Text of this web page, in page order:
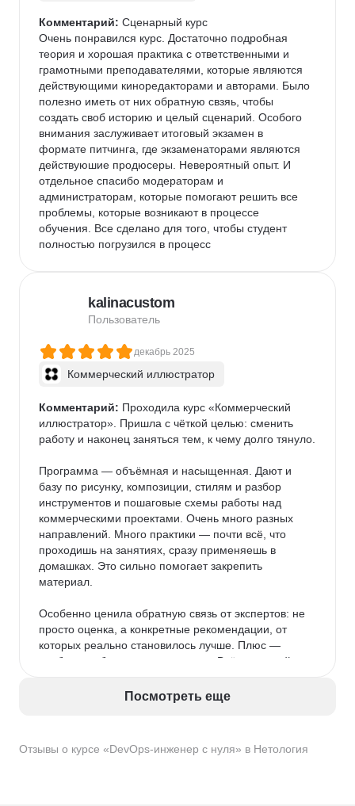
Отзывы о курсе «DevOps-инженер с нуля» в Нетология
Комментарий: Сценарный курс
Очень понравился курс. Достаточно подробная
теория и хорошая практика с ответственными и
грамотными преподавателями, которые являются
действующими киноредакторами и авторами. Было
полезно иметь от них обратную свзяь, чтобы
создать своб историю и целый сценарий. Особого
внимания заслуживает итоговый экзамен в
формате питчинга, где экзаменаторами являются
действуюшие продюсеры. Невероятный опыт. И
отдельное спасибо модераторам и
администраторам, которые помогают решить все
проблемы, которые возникают в процессе
обучения. Все сделано для того, чтобы студент
полностью погрузился в процесс
kalinacustom
Пользователь
декабрь 2025
Коммерческий иллюстратор
Комментарий: Проходила курс «Коммерческий
иллюстратор». Пришла с чёткой целью: сменить
работу и наконец заняться тем, к чему долго тянуло.
Программа — объёмная и насыщенная. Дают и
базу по рисунку, композиции, стилям и разбор
инструментов и пошаговые схемы работы над
коммерческими проектами. Очень много разных
направлений. Много практики — почти всё, что
проходишь на занятиях, сразу применяешь в
домашках. Это сильно помогает закрепить
материал.
Особенно ценила обратную связь от экспертов: не
просто оценка, а конкретные рекомендации, от
которых реально становилось лучше. Плюс —
удобное мобильное приложение. Всё под рукой:
впереди. Да и выглядит приятно — не ломает глаз.
гораздо продуманнее и удобнее.
Посмотреть еще